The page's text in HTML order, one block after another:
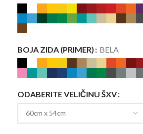
BOJA ZIDA (PRIMER) BELA
ODABERITE VELIČINU ŠXV